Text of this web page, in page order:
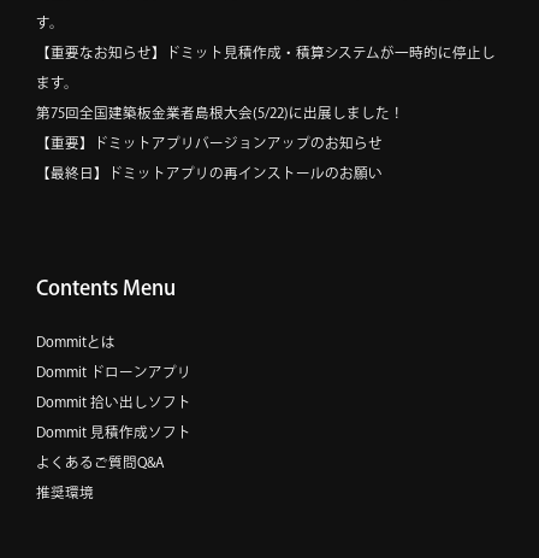
す。
【重要なお知らせ】ドミット見積作成・積算システムが一時的に停止し
ます。
第75回全国建築板金業者島根大会(5/22)に出展しました！
【重要】ドミットアプリバージョンアップのお知らせ
【最終日】ドミットアプリの再インストールのお願い
Contents Menu
Dommitとは
Dommit ドローンアプリ
Dommit 拾い出しソフト
Dommit 見積作成ソフト
よくあるご質問Q&A
推奨環境